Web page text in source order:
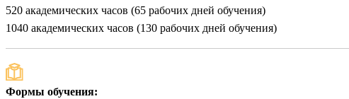
520 академических часов (65 рабочих дней обучения)
1040 академических часов (130 рабочих дней обучения)
Формы обучения: